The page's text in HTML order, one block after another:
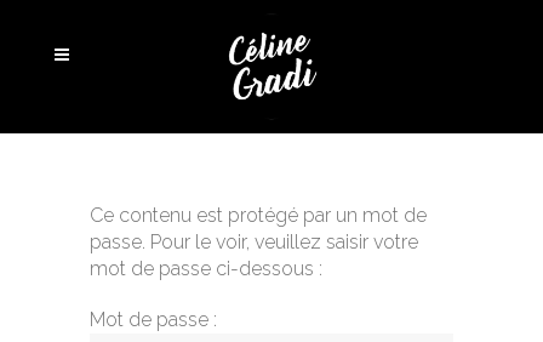
Ce contenu est protégé par un mot de
passe. Pour le voir, veuillez saisir votre
mot de passe ci-dessous :
Mot de passe :